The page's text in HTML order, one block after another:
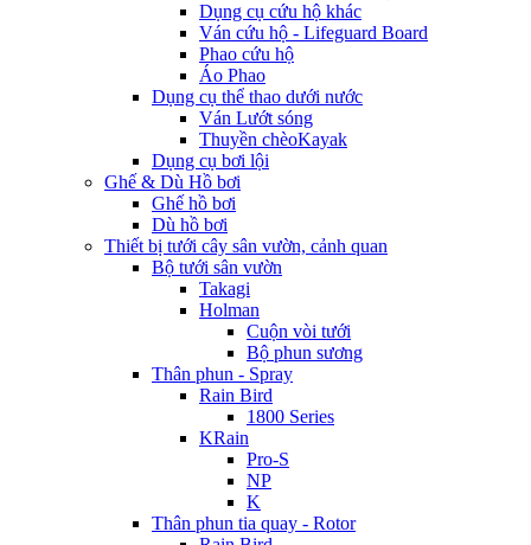
Dụng cụ cứu hộ khác
Ván cứu hộ - Lifeguard Board
Phao cứu hộ
Áo Phao
Dụng cụ thể thao dưới nước
Ván Lướt sóng
Thuyền chèoKayak
Dụng cụ bơi lội
Ghế & Dù Hồ bơi
Ghế hồ bơi
Dù hồ bơi
Thiết bị tưới cây sân vườn, cảnh quan
Bộ tưới sân vườn
Takagi
Holman
Cuộn vòi tưới
Bộ phun sương
Thân phun - Spray
Rain Bird
1800 Series
KRain
Pro-S
NP
K
Thân phun tia quay - Rotor